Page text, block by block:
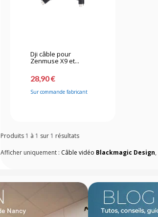
Dji câble pour
Zenmuse X9 et...
28,90 €
Sur commande fabricant
Produits 1 à 1 sur 1 résultats
Afficher uniquement : Câble vidéo Blackmagic Design,